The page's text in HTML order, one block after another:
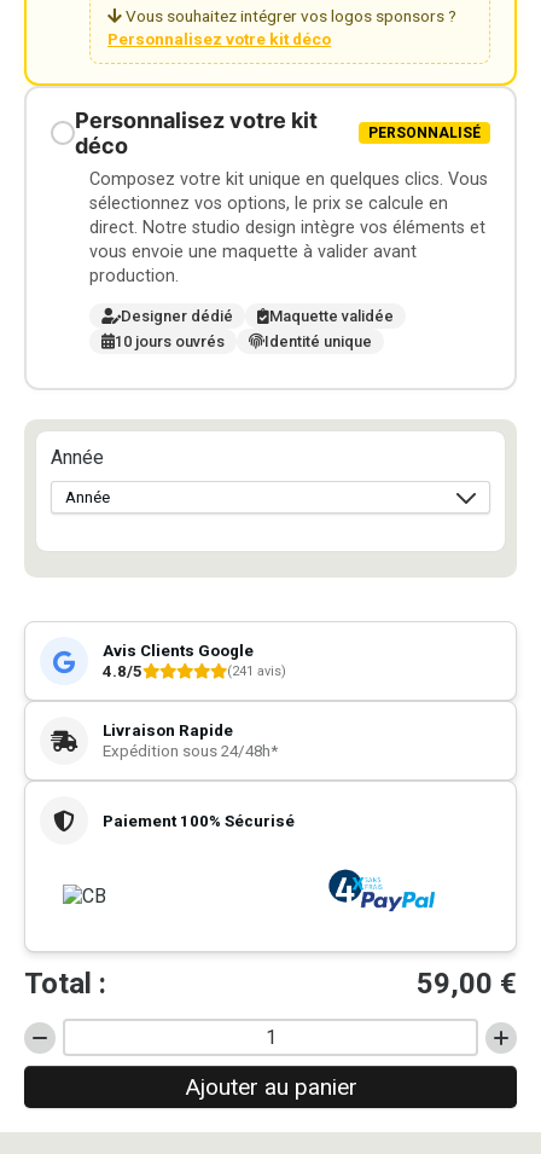
Vous souhaitez intégrer vos logos sponsors ?
Personnalisez votre kit déco
Personnalisez votre kit
déco
PERSONNALISÉ
Composez votre kit unique en quelques clics. Vous
sélectionnez vos options, le prix se calcule en
direct. Notre studio design intègre vos éléments et
vous envoie une maquette à valider avant
production.
Designer dédié
Maquette validée
10 jours ouvrés
Identité unique
Année
Avis Clients Google
4.8/5
(241 avis)
Livraison Rapide
Expédition sous 24/48h*
Paiement 100% Sécurisé
Total : 59,00 €
quantité
de
Pit
Ajouter au panier